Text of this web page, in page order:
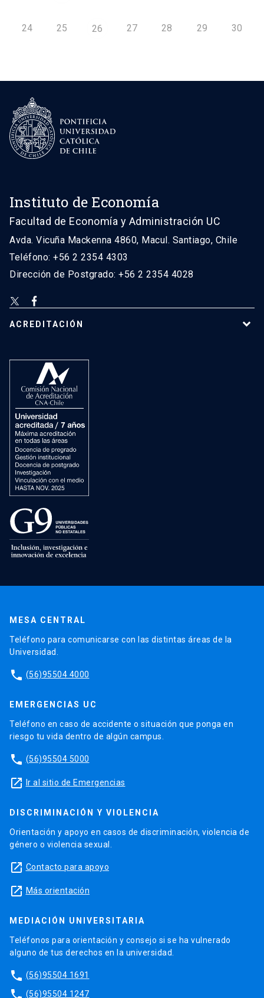
24 25 26 27 28 29 30
Instituto de Economía
Facultad de Economía y Administración UC
Avda. Vicuña Mackenna 4860, Macul. Santiago, Chile
Teléfono: +56 2 2354 4303
Dirección de Postgrado: +56 2 2354 4028
ACREDITACIÓN
MESA CENTRAL
Teléfono para comunicarse con las distintas áreas de la
Universidad.
phone (56)95504 4000
EMERGENCIAS UC
Teléfono en caso de accidente o situación que ponga en
riesgo tu vida dentro de algún campus.
phone (56)95504 5000
launch Ir al sitio de Emergencias
DISCRIMINACIÓN Y VIOLENCIA
Orientación y apoyo en casos de discriminación, violencia de
género o violencia sexual.
launch Contacto para apoyo
launch Más orientación
MEDIACIÓN UNIVERSITARIA
Teléfonos para orientación y consejo si se ha vulnerado
alguno de tus derechos en la universidad.
phone (56)95504 1691
phone (56)95504 1247